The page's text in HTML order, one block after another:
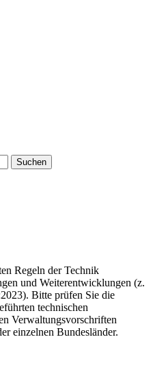
Regeln der Technik
und Weiterentwicklungen (z.
Bitte prüfen Sie die
technischen
Verwaltungsvorschriften
einzelnen Bundesländer.